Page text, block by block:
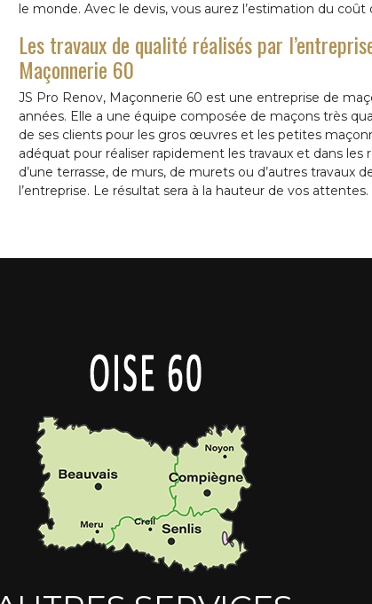
le monde. Avec le devis, vous aurez l’estimation du coût
Les travaux de qualité réalisés par
Maçonnerie 60
JS Pro Renov, Maçonnerie 60 est une entreprise de
années. Elle a une équipe composée de maçons très
de ses clients pour les gros œuvres et les petites
adéquat pour réaliser rapidement les travaux et dans les
d’une terrasse, de murs, de murets ou d’autres travaux
l’entreprise. Le résultat sera à la hauteur de vos attentes.